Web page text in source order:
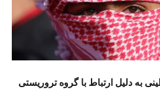
به دلیل ارتباط با گروه تروریستی